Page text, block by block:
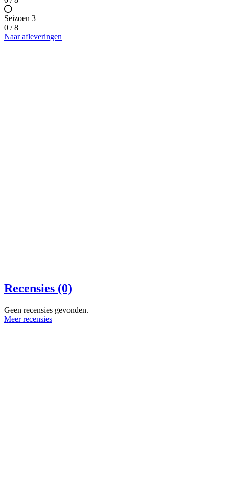
Seizoen 3
0 / 8
Naar afleveringen
Recensies (0)
Geen recensies gevonden.
Meer recensies